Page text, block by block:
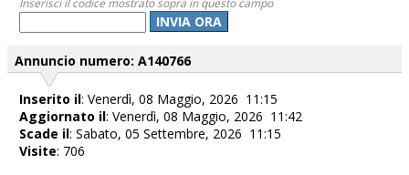
Inserisci il codice mostrato sopra in questo campo
INVIA ORA
Annuncio numero: A140766
Inserito il: Venerdì, 08 Maggio, 2026 11:15
Aggiornato il: Venerdì, 08 Maggio, 2026 11:42
Scade il: Sabato, 05 Settembre, 2026 11:15
Visite: 706